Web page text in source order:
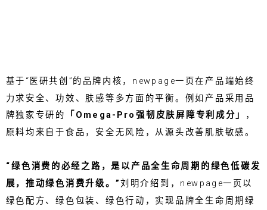
基于“医研共创”的品牌内核，newpage一页在产品端始终
力求安全、功效、肤感等多方面的平衡。例如产品采用品
牌独家专研的 「Omega-Pro强韧皮肤屏障专利成分」
，
原料均来自于食品，安全无风险，从源头改善肌肤敏感。
“绿色消费的必经之路，是以产品全生命周期的绿色低碳发
展，推动绿色消费升级。”刘明介绍到，newpage一页以
绿色配方、绿色包装、绿色行动，实现品牌全生命周期绿